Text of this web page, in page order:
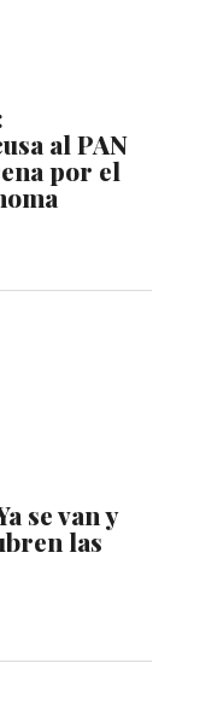
al PAN
por el
se van y
las